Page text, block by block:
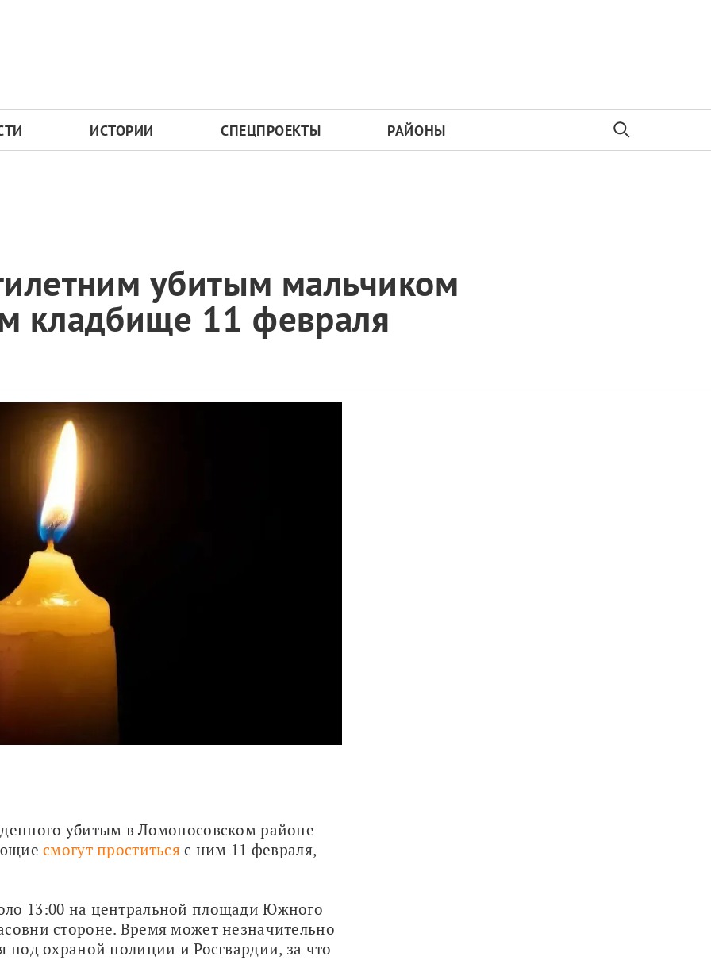
ИСТОРИИ СПЕЦПРОЕКТЫ РАЙОНЫ
убитым мальчиком
кладбище 11 февраля
убитым в Ломоносовском районе
смогут проститься с ним 11 февраля,
13:00 на центральной площади Южного
стороне. Время может незначительно
под охраной полиции и Росгвардии, за что